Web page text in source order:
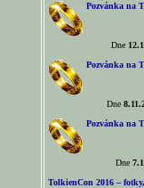
Pozvánka na
Dne
Pozvánka na
Dne
Pozvánka na
Dne
TolkienCon 2016 –